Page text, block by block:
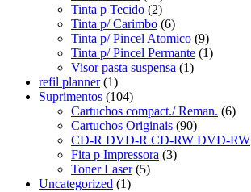
Tinta p Tecido (2)
Tinta p/ Carimbo (6)
Tinta p/ Pincel Atomico (9)
Tinta p/ Pincel Permante (1)
Visor pasta suspensa (1)
refil planner (1)
Suprimentos (104)
Cartuchos compact./ Reman. (6)
Cartuchos Originais (90)
CD-R DVD-R CD-RW DVD-RW
Fita p Impressora (3)
Toner Laser (5)
Uncategorized (1)